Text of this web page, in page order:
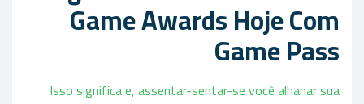
Game Awards Hoje Com
Game Pass
Isso significa e, assentar-sentar-se você alhanar sua